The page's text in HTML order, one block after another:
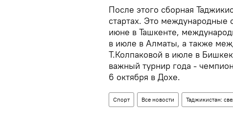
После этого сборная
стартах. Это международные
июне в Ташкенте,
в июле в Алматы, а также
Т.Колпаковой в июле в
важный турнир года -
6 октября в Дохе.
Спорт Все новости Таджикистан: